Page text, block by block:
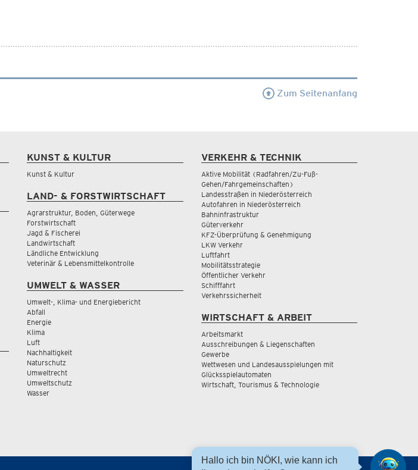
Zum Seitenanfang
KUNST & KULTUR
Kunst & Kultur
LAND- & FORSTWIRTSCHAFT
Agrarstruktur, Boden, Güterwege
Forstwirtschaft
Jagd & Fischerei
Landwirtschaft
Ländliche Entwicklung
Veterinär & Lebensmittelkontrolle
UMWELT & WASSER
Umwelt-, Klima- und Energiebericht
Abfall
Energie
Klima
Luft
Nachhaltigkeit
Naturschutz
Umweltrecht
Umweltschutz
Wasser
VERKEHR & TECHNIK
Aktive Mobilität (Radfahren/Zu-Fuß-
Gehen/Fahrgemeinschaften)
Landesstraßen in Niederösterreich
Autofahren in Niederösterreich
Bahninfrastruktur
Güterverkehr
KFZ-Überprüfung & Genehmigung
LKW Verkehr
Luftfahrt
Mobilitätsstrategie
Öffentlicher Verkehr
Schifffahrt
Verkehrssicherheit
WIRTSCHAFT & ARBEIT
Arbeitsmarkt
Ausschreibungen & Liegenschaften
Gewerbe
Wettwesen und Landesausspielungen mit
Glücksspielautomaten
Wirtschaft, Tourismus & Technologie
Hallo ich bin NÖKI, wie kann ich